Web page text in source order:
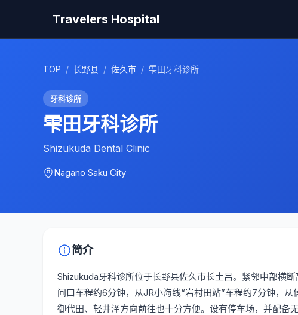
Travelers Hospital
TOP / 长野县 / 佐久市 / 雫田牙科诊所
牙科诊所
雫田牙科诊所
Shizukuda Dental Clinic
Nagano Saku City
简介
Shizukuda牙科诊所位于长野县佐久市长土吕。紧邻中部横
间口车程约6分钟，从JR小海线“岩村田站”车程约7分钟，从
御代田、轻井泽方向前往也十分方便。设有停车场，并配备